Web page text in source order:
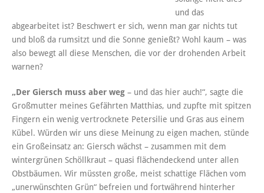
und das
abgearbeitet ist? Beschwert er sich, wenn man gar nichts tut
und bloß da rumsitzt und die Sonne genießt? Wohl kaum – was
also bewegt all diese Menschen, die vor der drohenden Arbeit
warnen?
„Der Giersch muss aber weg – und das hier auch!“, sagte die
Großmutter meines Gefährten Matthias, und zupfte mit spitzen
Fingern ein wenig vertrocknete Petersilie und Gras aus einem
Kübel. Würden wir uns diese Meinung zu eigen machen, stünde
ein Großeinsatz an: Giersch wächst – zusammen mit dem
wintergrünen Schöllkraut – quasi flächendeckend unter allen
Obstbäumen. Wir müssten große, meist schattige Flächen vom
„unerwünschten Grün“ befreien und fortwährend hinterher